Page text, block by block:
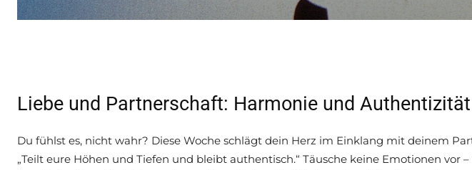
Liebe und Partnerschaft: Harmonie und Authentizität
Du fühlst es, nicht wahr? Diese Woche schlägt dein Herz im Einklang mit deinem
„Teilt eure Höhen und Tiefen und bleibt authentisch.“ Täusche keine Emotionen vor